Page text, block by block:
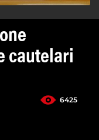
cautelari
6425